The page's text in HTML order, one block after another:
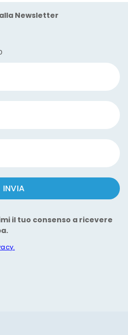
Newsletter
INVIA
il tuo consenso a ricevere